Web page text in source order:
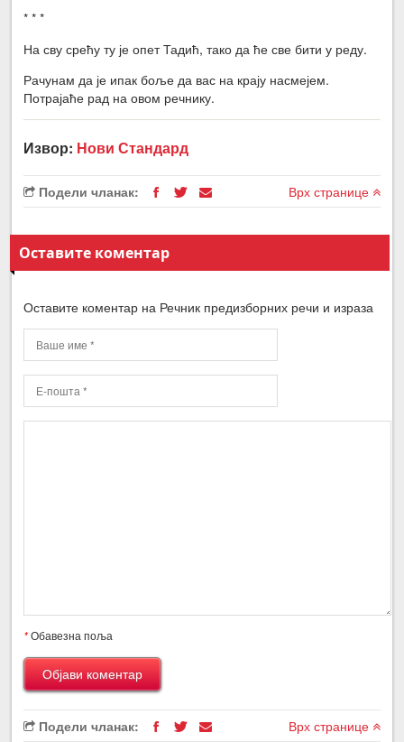
* * *
На сву срећу ту је опет Тадић, тако да ће све бити у реду.
Рачунам да је ипак боље да вас на крају насмејем.
Потрајаће рад на овом речнику.
Извор: Нови Стандард
Подели чланак: Врх странице
Оставите коментар
Оставите коментар на Речник предизборних речи и израза
*Обавезна поља
Подели чланак: Врх странице